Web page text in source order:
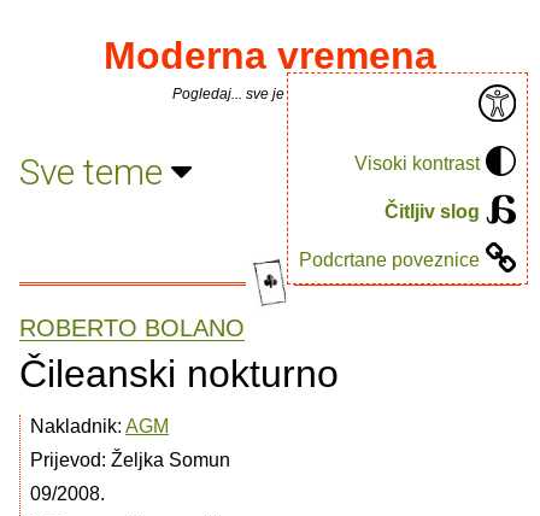
Visoki kontrast
Čitljiv slog
Podcrtane poveznice
Moderna vremena
Pogledaj... sve je puno knjiga.
Sve teme
ROBERTO BOLANO
Čileanski nokturno
Nakladnik: AGM
Prijevod: Željka Somun
09/2008.